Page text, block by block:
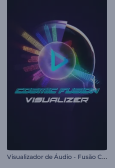
V
isualizador de Áudio - Fusão Cósmica